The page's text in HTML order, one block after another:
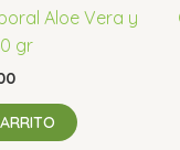
Aloe Vera y
gr